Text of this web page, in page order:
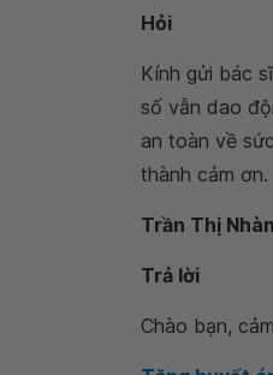
Hỏi
Kính gửi bác
số vẫn dao
an toàn về
thành cảm ơn.
Trần Thị Nhàn
Trả lời
Chào bạn,